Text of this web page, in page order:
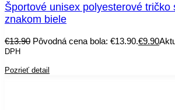
Športové unisex polyesterové tričko
znakom biele
€13.90 Pôvodná cena bola: €13.90.€9.90
DPH
Pozrieť detail